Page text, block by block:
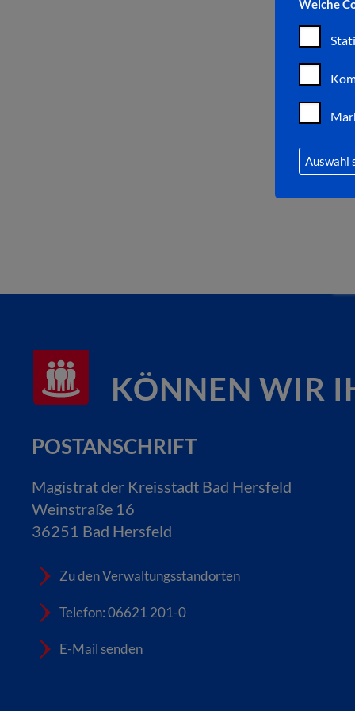
Welche
Auswahl
KÖNNEN WIR
POSTANSCHRIFT
Magistrat der Kreisstadt Bad Hersfeld
Weinstraße 16
36251 Bad Hersfeld
Zu den Verwaltungsstandorten
Telefon: 06621 201-0
E-Mail senden